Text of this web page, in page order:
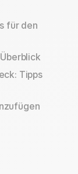
für den
Tipps